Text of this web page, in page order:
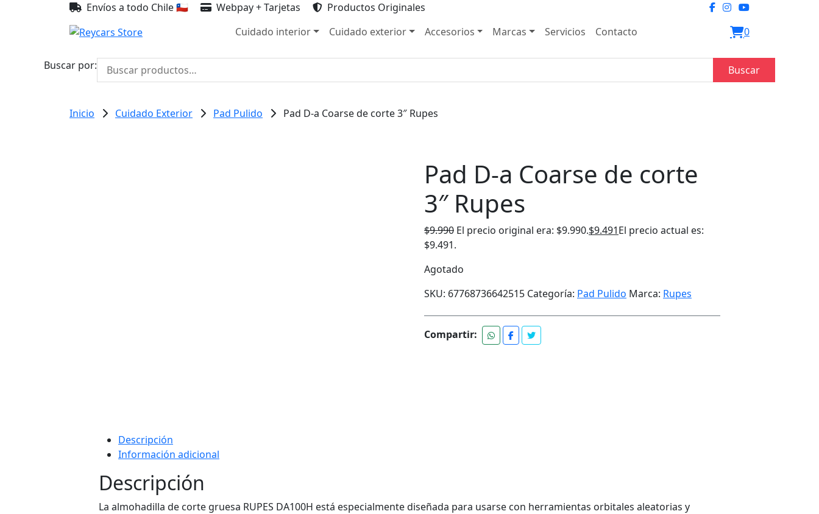
Envíos a todo Chile 🇨🇱 Webpay + Tarjetas
Productos Originales
Cuidado interior
Cuidado exterior Accesorios Marcas Servicios Contacto 0
Buscar por: Buscar
Inicio Cuidado Exterior Pad Pulido Pad D-a Coarse de corte 3″ Rupes
Pad D-a Coarse de corte
3″ Rupes
$9.990 El precio original era: $9.990.$9.491El precio actual es:
$9.491.
Agotado
SKU: 67768736642515 Categoría: Pad Pulido Marca: Rupes
Compartir:
Descripción
Información adicional
Descripción
La almohadilla de corte gruesa RUPES DA100H está especialmente diseñada para usarse con herramientas orbitales aleatorias y